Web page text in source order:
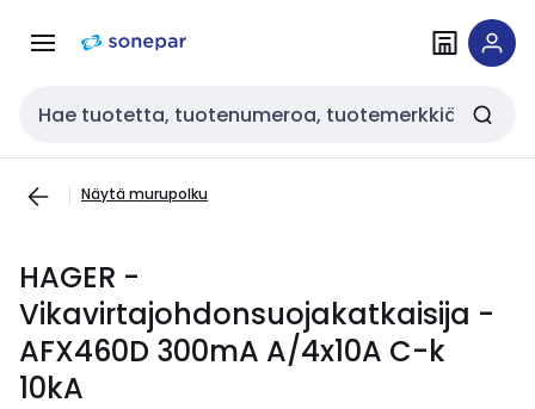
navigointiinsisältöön
Haku
Näytä murupolku
HAGER -
Vikavirtajohdonsuojakatkaisija -
AFX460D 300mA A/4x10A C-k
10kA